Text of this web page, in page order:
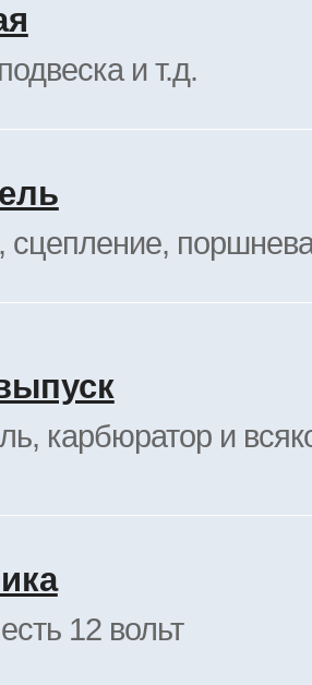
и т.д.
сцепление,
карбюратор и
12 вольт